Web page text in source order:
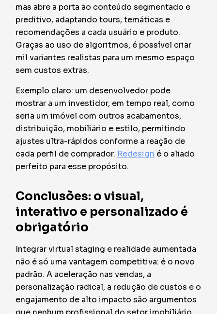
mas abre a porta ao conteúdo segmentado e
preditivo, adaptando tours, temáticas e
recomendações a cada usuário e produto.
Graças ao uso de algoritmos, é possível criar
mil variantes realistas para um mesmo espaço
sem custos extras.
Exemplo claro: um desenvolvedor pode
mostrar a um investidor, em tempo real, como
seria um imóvel com outros acabamentos,
distribuição, mobiliário e estilo, permitindo
ajustes ultra-rápidos conforme a reação de
cada perfil de comprador. Redesign é o aliado
perfeito para esse propósito.
Conclusões: o visual,
interativo e personalizado é
obrigatório
Integrar virtual staging e realidade aumentada
não é só uma vantagem competitiva: é o novo
padrão. A aceleração nas vendas, a
personalização radical, a redução de custos e o
engajamento de alto impacto são argumentos